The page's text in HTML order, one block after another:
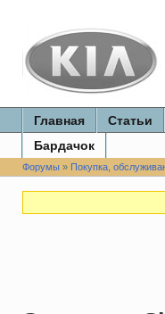
Главная Статьи
Бардачок
Форумы» Покупка,